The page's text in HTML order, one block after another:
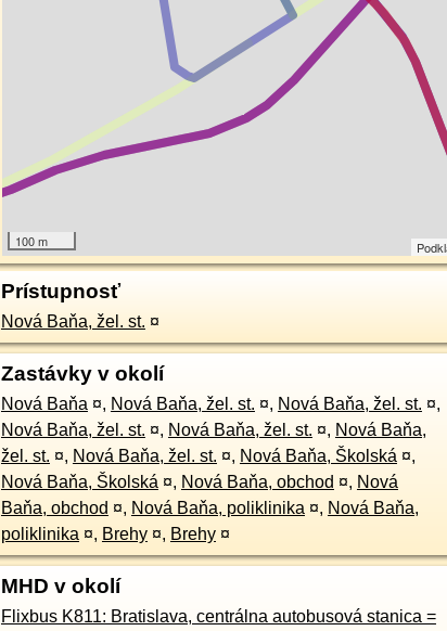
100 m
Prístupnosť
Nová Baňa, žel. st. ¤
Zastávky v okolí
Nová Baňa ¤, Nová Baňa, žel. st. ¤, Nová Baňa, žel. st. ¤,
Nová Baňa, žel. st. ¤, Nová Baňa, žel. st. ¤, Nová Baňa,
žel. st. ¤, Nová Baňa, žel. st. ¤, Nová Baňa, Školská ¤,
Nová Baňa, Školská ¤, Nová Baňa, obchod ¤, Nová
Baňa, obchod ¤, Nová Baňa, poliklinika ¤, Nová Baňa,
poliklinika ¤, Brehy ¤, Brehy ¤
MHD v okolí
Flixbus K811: Bratislava, centrálna autobusová stanica =